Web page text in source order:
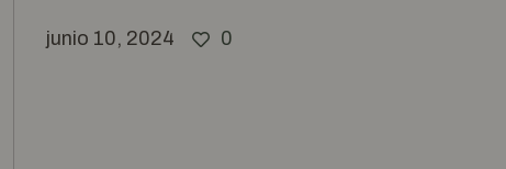
junio 10, 2024 0